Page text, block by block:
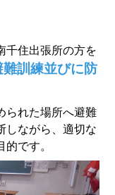
千住出張所の方を
難訓練並びに防
られた場所へ避難
しながら、適切な
です。